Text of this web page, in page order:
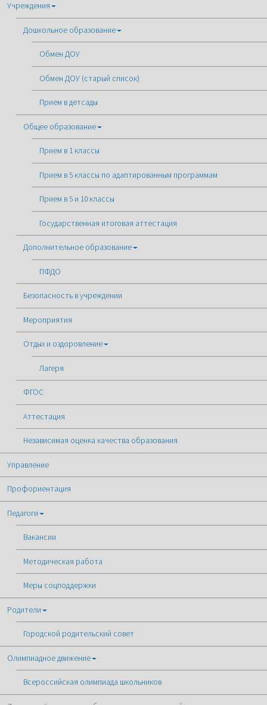
Учреждения
Дошкольное образование
Обмен ДОУ
Обмен ДОУ (старый список)
Прием в детсады
Общее образование
Прием в 1 классы
Прием в 5 классы по адаптированным программам
Прием в 5 и 10 классы
Государственная итоговая аттестация
Дополнительное образование
ПФДО
Безопасность в учреждении
Мероприятия
Отдых и оздоровление
Лагеря
ФГОС
Аттестация
Независимая оценка качества образования
Управление
Профориентация
Педагоги
Вакансии
Методическая работа
Меры соцподдержки
Родители
Городской родительский совет
Олимпиадное движение
Всероссийская олимпиада школьников